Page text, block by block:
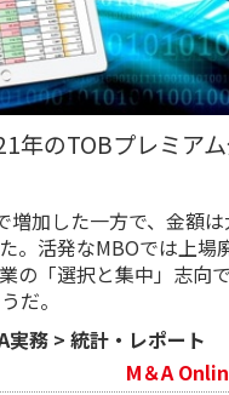
年のTOBプレミア
増加した一方で、金額
。活発なMBOでは上場
の「選択と集中」志向
だ。
実務 > 統計・レポート
M＆A